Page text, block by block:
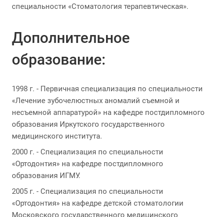
специальности «Стоматология терапевтическая».
Дополнительное
образование:
1998 г. - Первичная специализация по специальности
«Лечение зубочелюстных аномалий съемной и
несъемной аппаратурой» на кафедре постдипломного
образования Иркутского государственного
медицинского института.
2000 г. - Специализация по специальности
«Ортодонтия» на кафедре постдипломного
образования ИГМУ.
2005 г. - Специализация по специальности
«Ортодонтия» на кафедре детской стоматологии
Московского государственного медицинского